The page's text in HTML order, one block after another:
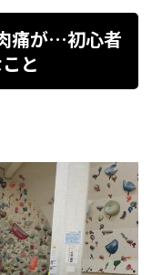
痛が…初心者
と